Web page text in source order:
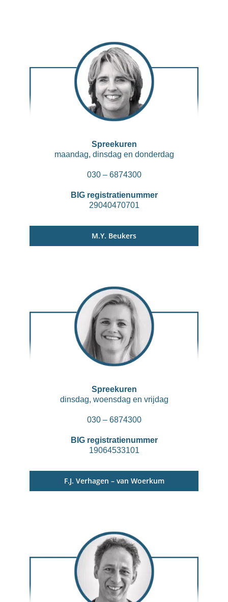
Spreekuren
maandag, dinsdag en donderdag
030 – 6874300
BIG registratienummer
29040470701
M.Y. Beukers
Spreekuren
dinsdag, woensdag en vrijdag
030 – 6874300
BIG registratienummer
19064533101
F.J. Verhagen – van Woerkum